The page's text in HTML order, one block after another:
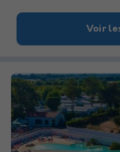
Voir